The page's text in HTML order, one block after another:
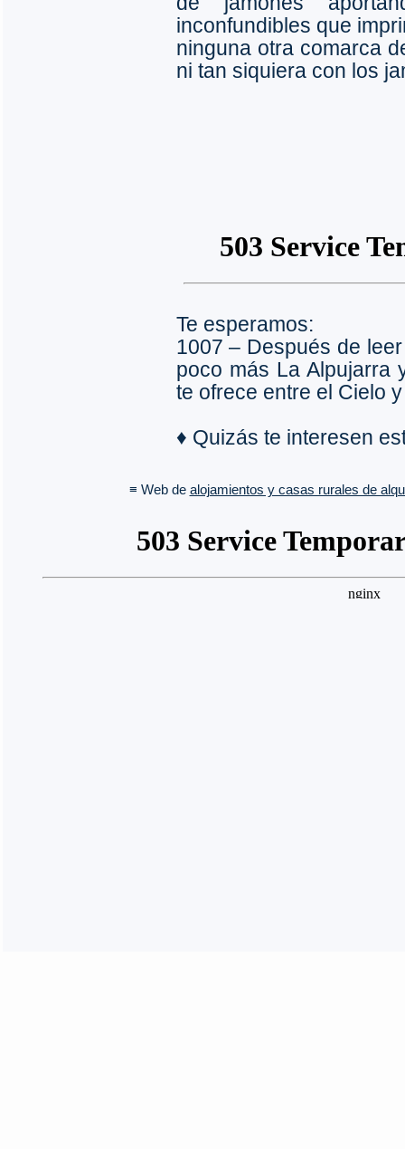
inconfundibles que
ninguna otra comarca
ni tan siquiera con los
Te esperamos:
1007 – Después de
poco más La Alpujarra
te ofrece entre el Cielo
♦ Quizás te interesen
≡ Web de alojamientos y casas rurales de